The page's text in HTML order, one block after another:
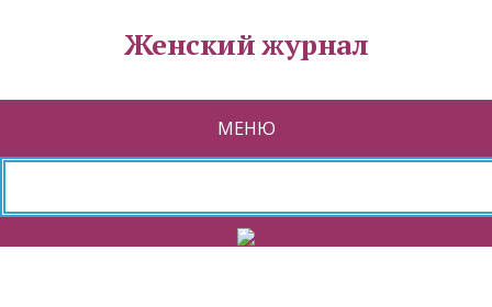
Женский журнал
МЕНЮ